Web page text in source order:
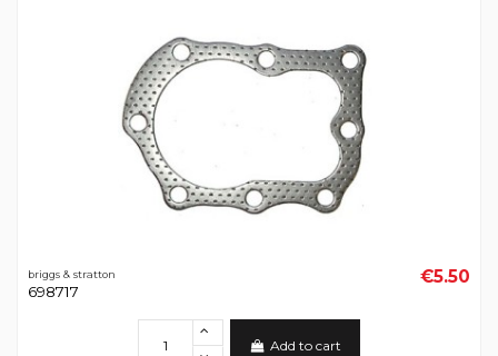
briggs & stratton
698717
€5.50
Add to cart